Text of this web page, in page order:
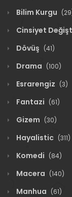
Bilim Kurgu
Cinsiyet
Dövüş (41)
Drama (100)
Esrarengiz (3)
Fantazi (61)
Gizem (30)
Hayalistic (311)
Komedi (84)
Macera (140)
Manhua (61)